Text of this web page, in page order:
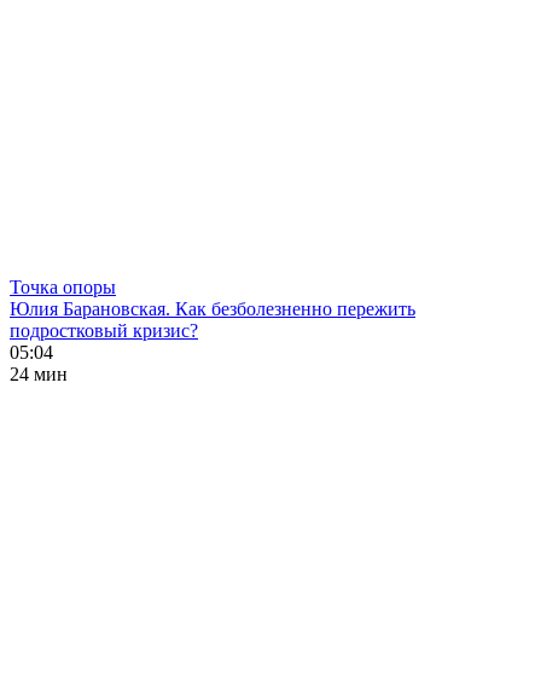
Точка опоры
Юлия Барановская. Как безболезненно пережить
подростковый кризис?
05:04
24 мин